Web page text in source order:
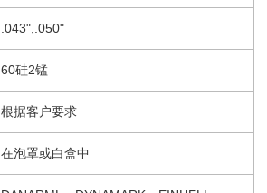
.043",.050"
60硅2锰
根据客户要求
在泡罩或白盒中